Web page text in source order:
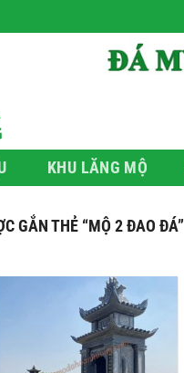
KHU LĂNG MỘ
GẮN THẺ “MỘ 2 ĐAO ĐÁ”